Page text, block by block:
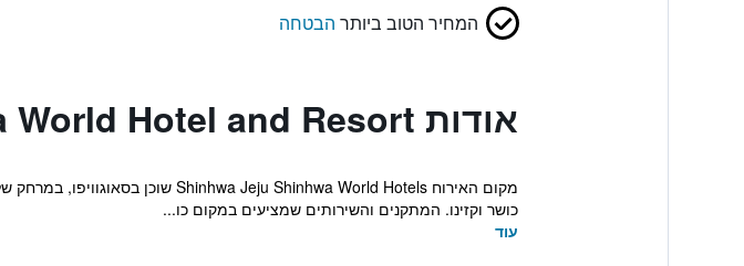
המחיר הטוב ביותר הבטחה
אודות Shinhwa Gwan Jeju Shinhwa World Hotel and Resort
כושר וקזינו. המתקנים והשירותים שמציעים במקום כו...
עוד